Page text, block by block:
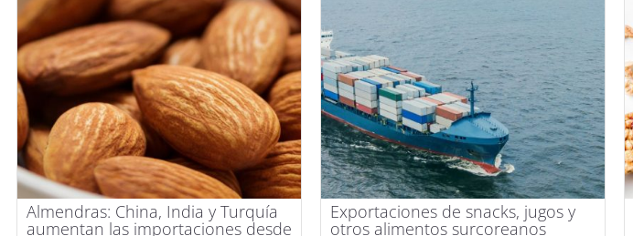
Almendras: China, India y Turquía
aumentan las importaciones desde
Exportaciones de snacks, jugos y
otros alimentos surcoreanos